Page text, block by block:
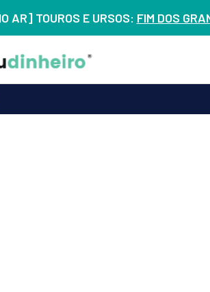
AR] TOUROS E URSOS: FIM DOS